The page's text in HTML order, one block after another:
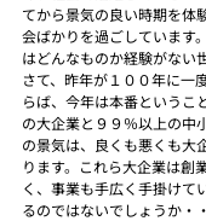
てから景気の良い時期を体
会ばかりを過ごしています
はどんなものか経験がない
さて、昨年が１００年に一
らば、今年は本番というこ
の大企業と９９％以上の中
の景気は、良くも悪くも大
ります。これら大企業は創
く、事業も手広く手掛けて
るのではないでしょうか・